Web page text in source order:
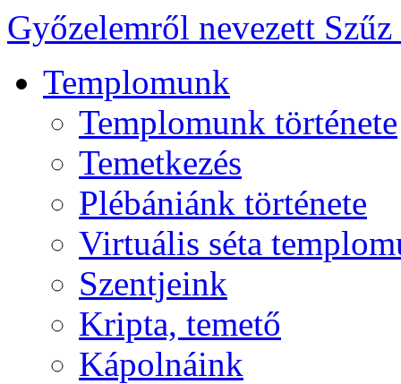
Győzelemről nevezett
Templomunk
Templomunk története
Temetkezés
Plébániánk története
Virtuális séta
Szentjeink
Kripta, temető
Kápolnáink